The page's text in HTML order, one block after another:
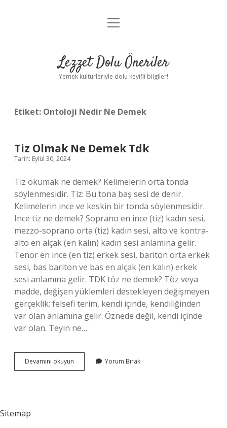
Anasayfa
Yasal Uyarı
menüyü
Lezzet Dolu Öneriler
Yemek kültürleriyle dolu keyifli bilgiler!
Etiket: Ontoloji Nedir Ne Demek
Tiz Olmak Ne Demek Tdk
Tarih: Eylül 30, 2024
Tiz okumak ne demek? Kelimelerin orta tonda
söylenmesidir. Tiz: Bu tona baş sesi de denir.
Kelimelerin ince ve keskin bir tonda söylenmesidir.
Ince tiz ne demek? Soprano en ince (tiz) kadın sesi,
mezzo-soprano orta (tiz) kadın sesi, alto ve kontra-
alto en alçak (en kalın) kadın sesi anlamına gelir.
Tenor en ince (en tiz) erkek sesi, bariton orta erkek
sesi, bas bariton ve bas en alçak (en kalın) erkek
sesi anlamına gelir. TDK töz ne demek? Töz veya
madde, değişen yüklemleri destekleyen değişmeyen
gerçeklik; felsefi terim, kendi içinde, kendiliğinden
var olan anlamına gelir. Öznede değil, kendi içinde
var olan. Teyin ne…
Devamını okuyun
Olmak
Yorum Bırak
Sitemap